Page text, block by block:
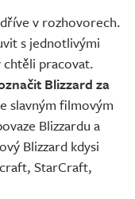
v rozhovorech.
s jednotlivými
chtěli pracovat.
Blizzard za
slavným filmovým
Blizzardu a
Blizzard kdysi
StarCraft,